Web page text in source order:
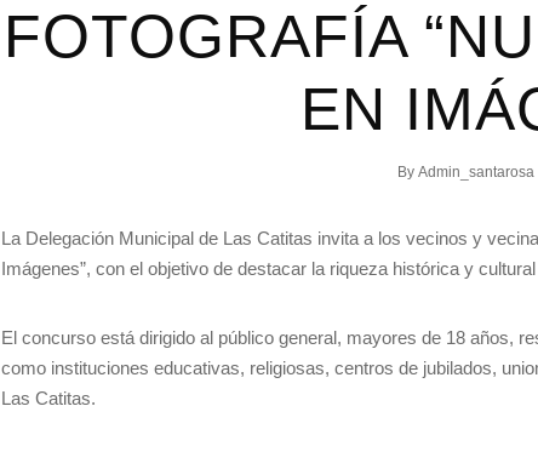
FOTOGRAFÍA
EN
By Admin_santarosa
La Delegación Municipal de Las Catitas invita a los vecinos y
Imágenes”, con el objetivo de destacar la riqueza histórica y
El concurso está dirigido al público general, mayores de 18 años,
como instituciones educativas, religiosas, centros de jubilados,
Las Catitas.